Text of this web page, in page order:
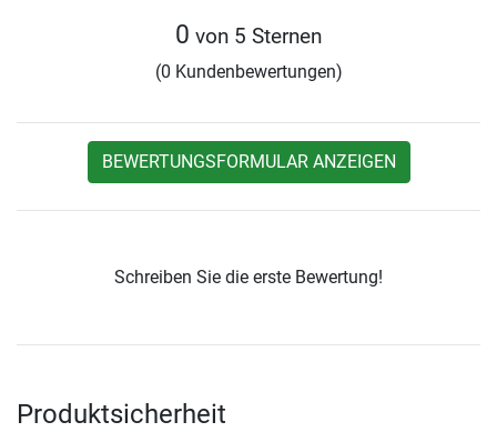
0 von 5 Sternen
(0 Kundenbewertungen)
BEWERTUNGSFORMULAR ANZEIGEN
Schreiben Sie die erste Bewertung!
Produktsicherheit